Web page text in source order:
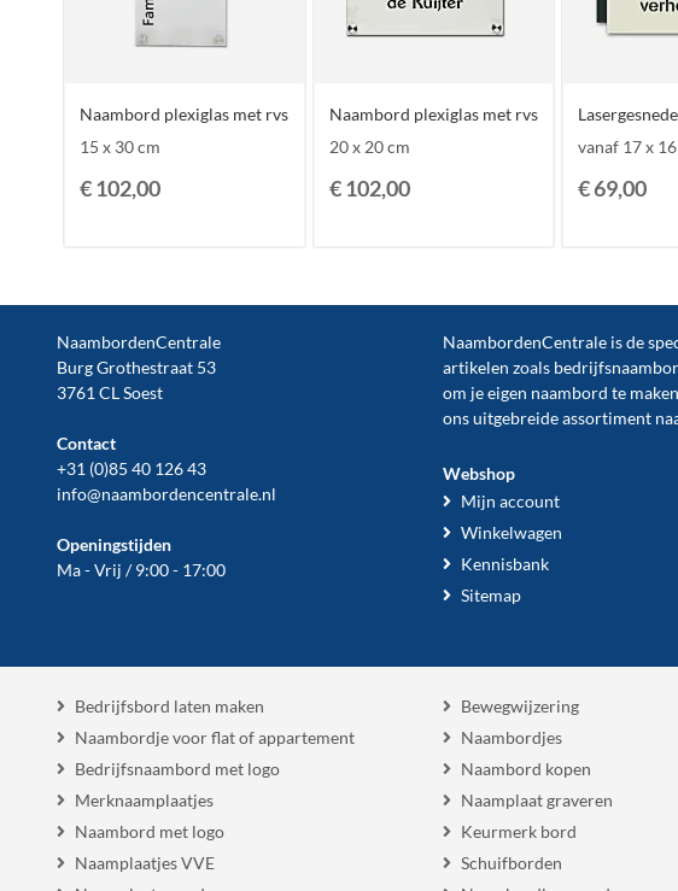
Naambord plexiglas met rvs
15 x 30 cm
€ 102,00
Naambord plexiglas met rvs
20 x 20 cm
€ 102,00
vanaf 17 x
€ 69,00
NaambordenCentrale
Burg Grothestraat 53
3761 CL Soest
Contact
+31 (0)85 40 126 43
info@naambordencentrale.nl
Openingstijden
Ma - Vrij / 9:00 - 17:00
NaambordenCentrale is de
artikelen zoals
om je eigen naambord te
ons uitgebreide assortiment
Webshop
Mijn account
Winkelwagen
Kennisbank
Sitemap
Bedrijfsbord laten maken
Naambordje voor flat of appartement
Bedrijfsnaambord met logo
Merknaamplaatjes
Naambord met logo
Naamplaatjes VVE
Bewegwijzering
Naambordjes
Naambord kopen
Naamplaat graveren
Keurmerk bord
Schuifborden